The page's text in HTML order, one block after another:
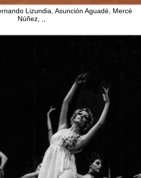
Lizundia, Asunción Aguadé, Mercè
Núñez, ,,